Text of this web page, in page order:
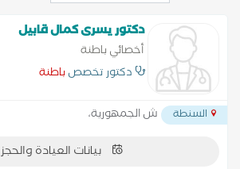
دكتور يسرى كمال قابيل
أخصائي باطنة
دكتور تخصصباطنة
السنطة ش الجمهورية،
بيانات العيادة والحجز